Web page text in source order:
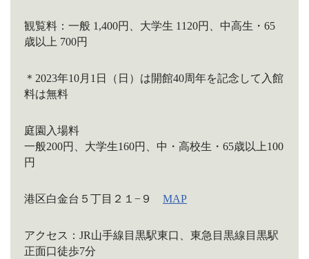
観覧料：一般 1,400円、大学生 1120円、中高生・65
歳以上 700円
＊2023年10月1日（日）は開館40周年を記念して入館
料は無料
庭園入場料
一般200円、大学生160円、中・高校生・65歳以上100
円
港区白金台５丁目２１−９ MAP
アクセス：JR山手線目黒駅東口、東急目黒線目黒駅
正面口徒歩7分